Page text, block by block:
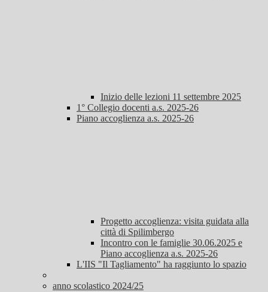
Inizio delle lezioni 11 settembre 2025
1° Collegio docenti a.s. 2025-26
Piano accoglienza a.s. 2025-26
Progetto accoglienza: visita guidata alla
città di Spilimbergo
Incontro con le famiglie 30.06.2025 e
Piano accoglienza a.s. 2025-26
L'IIS "Il Tagliamento" ha raggiunto lo spazio
anno scolastico 2024/25